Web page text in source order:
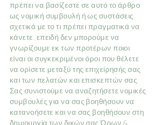
πρέπει να βασίζεστε σε αυτό το άρθρο
ως νομική συμβουλή ή ως συστάσεις
σχετικά με το τι πρέπει πραγματικά να
κάνετε, επειδή δεν μπορούμε να
γνωρίζουμε εκ των προτέρων ποιοι
είναι οι συγκεκριμένοι όροι που θέλετε
να ορίσετε μεταξύ της επιχείρησής σας
και των πελατών και επισκεπτών σας.
Σας συνιστούμε να αναζητήσετε νομικές
συμβουλές για να σας βοηθήσουν να
κατανοήσετε και να σας βοηθήσουν στη
δημιουργία των δικών σας Όρων &